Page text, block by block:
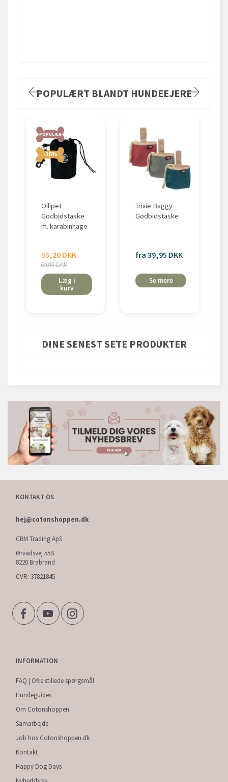
POPULÆRT BLANDT HUNDEEJERE
POPULÆR
-20%
Ollipet
Godbidstaske
m. karabinhage
55,20 DKK
69,00 DKK
Læg i
kurv
Trixie Baggy
Godbidstaske
fra 39,95 DKK
Se mere
DINE SENEST SETE PRODUKTER
KONTAKT OS
hej@cotonshoppen.dk
CBM Trading ApS
Ørvadsvej 55B
8220 Brabrand
CVR: 37821845
INFORMATION
FAQ | Ofte stillede spørgsmål
Hundeguides
Om Cotonshoppen
Samarbejde
Job hos Cotonshoppen.dk
Kontakt
Happy Dog Days